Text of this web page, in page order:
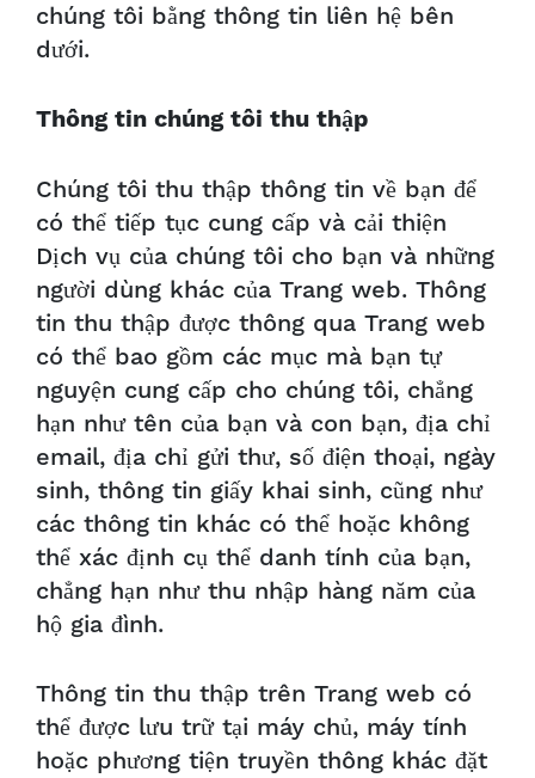
chúng tôi bằng thông tin liên hệ bên
dưới.
Thông tin chúng tôi thu thập
Chúng tôi thu thập thông tin về bạn để
có thể tiếp tục cung cấp và cải thiện
Dịch vụ của chúng tôi cho bạn và những
người dùng khác của Trang web. Thông
tin thu thập được thông qua Trang web
có thể bao gồm các mục mà bạn tự
nguyện cung cấp cho chúng tôi, chẳng
hạn như tên của bạn và con bạn, địa chỉ
email, địa chỉ gửi thư, số điện thoại, ngày
sinh, thông tin giấy khai sinh, cũng như
các thông tin khác có thể hoặc không
thể xác định cụ thể danh tính của bạn,
chẳng hạn như thu nhập hàng năm của
hộ gia đình.
Thông tin thu thập trên Trang web có
thể được lưu trữ tại máy chủ, máy tính
hoặc phương tiện truyền thông khác đặt